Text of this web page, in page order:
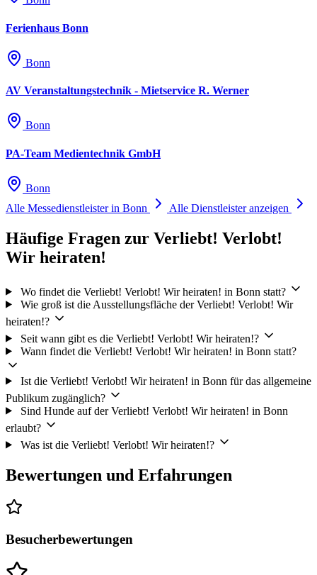
Ferienhaus Bonn
Bonn
AV Veranstaltungstechnik - Mietservice R. Werner
Bonn
PA-Team Medientechnik GmbH
Bonn
Alle Messedienstleister in Bonn
Alle Dienstleister anzeigen
Häufige Fragen zur Verliebt! Verlobt!
Wir heiraten!
Wo findet die Verliebt! Verlobt! Wir heiraten! in Bonn statt?
Wie groß ist die Ausstellungsfläche der Verliebt! Verlobt! Wir
heiraten!?
Seit wann gibt es die Verliebt! Verlobt! Wir heiraten!?
Wann findet die Verliebt! Verlobt! Wir heiraten! in Bonn statt?
Ist die Verliebt! Verlobt! Wir heiraten! in Bonn für das allgemeine
Publikum zugänglich?
Sind Hunde auf der Verliebt! Verlobt! Wir heiraten! in Bonn
erlaubt?
Was ist die Verliebt! Verlobt! Wir heiraten!?
Bewertungen und Erfahrungen
Besucherbewertungen